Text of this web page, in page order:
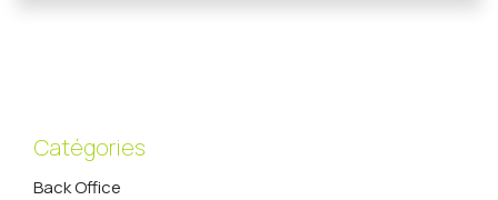
Catégories
Back Office